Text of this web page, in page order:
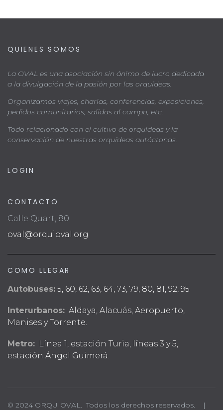
QUIENES SOMOS
La OVAL es una asociación sin ánimo de lucro dedicada
a la divulgación de la pasión por las orquídeas.
Organizamos viajes, charlas, conferencias, exposiciones,
pedidos comunitarios, salidas al campo, etc.
Todo relacionado con el cultivo de orquídeas y la
conservación de nuestras orquídeas autóctonas.
LOGIN
CONTACTO
Calle Quart, 80
oval@orquioval.org
COMO LLEGAR
Autobuses: 5, 60, 62, 63, 64, 73, 79, 80, 81, 92, 95
Interurbanos: Aldaya, Alacuás, Aeropuerto,
Manises y Torrente.
Metro: Línea 1, estación Turia, líneas 3 y 5,
estación Ángel Guimerá.
© 2024 ORQUIOVAL. Todos los derechos reservados. |